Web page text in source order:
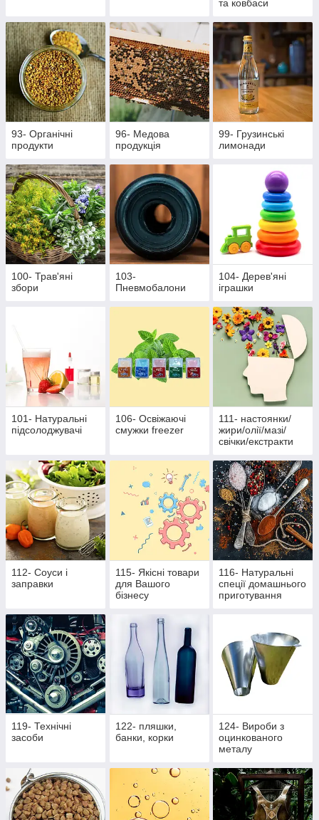
та ковбаси
93- Органічні
продукти
96- Медова
продукція
99- Грузинські
лимонади
100- Трав'яні
збори
103-
Пневмобалони
104- Дерев'яні
іграшки
101- Натуральні
підсолоджувачі
106- Освіжаючі
смужки freezer
111- настоянки/
жири/олії/мазі/
свічки/екстракти
112- Соуси і
заправки
115- Якісні товари
для Вашого
бізнесу
116- Натуральні
спеції домашнього
приготування
119- Технічні
засоби
122- пляшки,
банки, корки
124- Вироби з
оцинкованого
металу